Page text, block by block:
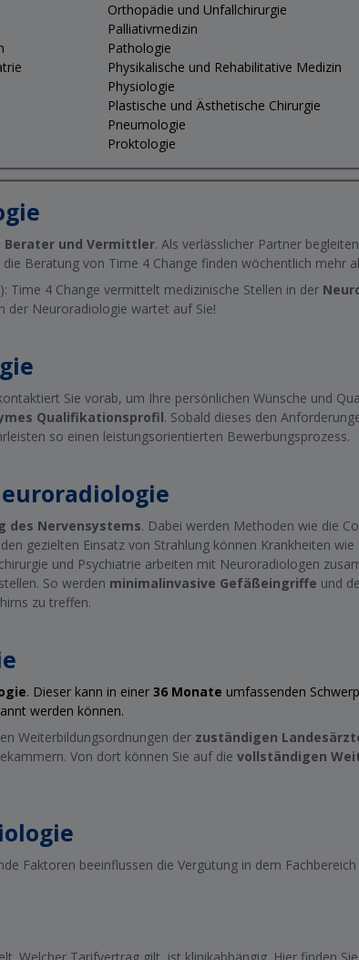
Orthopädie und Unfallchirurgie
Palliativmedizin
Pathologie
Physikalische und Rehabilitative Medizin
Physiologie
Plastische und Ästhetische Chirurgie
Pneumologie
Proktologie
Berater und Vermittler. Als verlässlicher Partner
Beratung von Time 4 Change finden wöchentlich mehr
Time 4 Change vermittelt medizinische Stellen in der
der Neuroradiologie wartet auf Sie!
Sie vorab, um Ihre persönlichen Wünsche und
Qualifikationsprofil. Sobald dieses den
so einen leistungsorientierten Bewerbungsprozess.
des Nervensystems. Dabei werden Methoden wie die
gezielten Einsatz von Strahlung können Krankheiten wie
und Psychiatrie arbeiten mit Neuroradiologen
So werden minimalinvasive Gefäßeingriffe und
zu treffen.
. Dieser kann in einer 36 Monate umfassenden
werden können.
Weiterbildungsordnungen der zuständigen
Von dort können Sie auf die vollständigen
Faktoren beeinflussen die Vergütung in dem